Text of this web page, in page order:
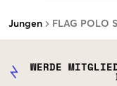
Jungen FLAG POLO
WERDE